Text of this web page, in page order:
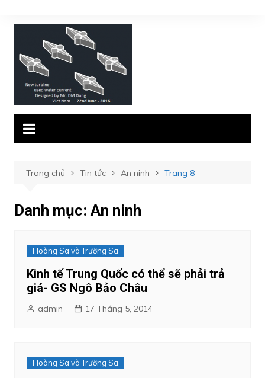
đến
Trang chủ Tin tức An ninh Trang 8
Danh mục:An ninh
Hoàng Sa và Trường Sa
Kinh tế Trung Quốc có thể sẽ phải trả
giá- GS Ngô Bảo Châu
admin 17 Tháng 5, 2014
Hoàng Sa và Trường Sa